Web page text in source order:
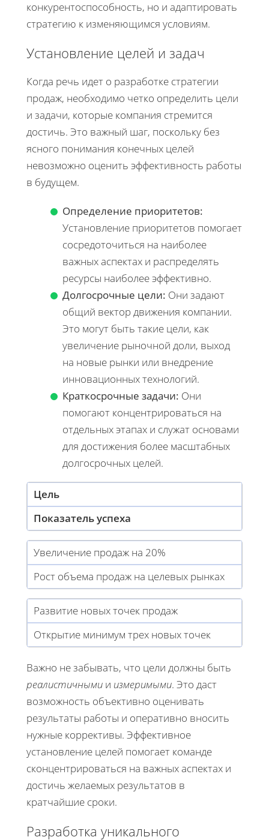
конкурентоспособность, но и адаптировать
стратегию к изменяющимся условиям.
Установление целей и задач
Когда речь идет о разработке стратегии
продаж, необходимо четко определить цели
и задачи, которые компания стремится
достичь. Это важный шаг, поскольку без
ясного понимания конечных целей
невозможно оценить эффективность работы
в будущем.
Определение приоритетов:
Установление приоритетов помогает
сосредоточиться на наиболее
важных аспектах и распределять
ресурсы наиболее эффективно.
Долгосрочные цели: Они задают
общий вектор движения компании.
Это могут быть такие цели, как
увеличение рыночной доли, выход
на новые рынки или внедрение
инновационных технологий.
Краткосрочные задачи: Они
помогают концентрироваться на
отдельных этапах и служат основами
для достижения более масштабных
долгосрочных целей.
Цель
Показатель успеха
Увеличение продаж на 20%
Рост объема продаж на целевых рынках
Развитие новых точек продаж
Открытие минимум трех новых точек
Важно не забывать, что цели должны быть
реалистичными и измеримыми. Это даст
возможность объективно оценивать
результаты работы и оперативно вносить
нужные коррективы. Эффективное
установление целей помогает команде
сконцентрироваться на важных аспектах и
достичь желаемых результатов в
кратчайшие сроки.
Разработка уникального